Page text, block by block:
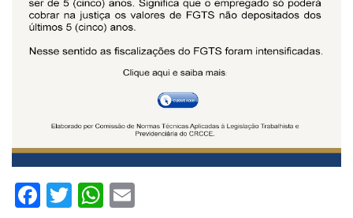
Facebook
TwitterWhatsApp